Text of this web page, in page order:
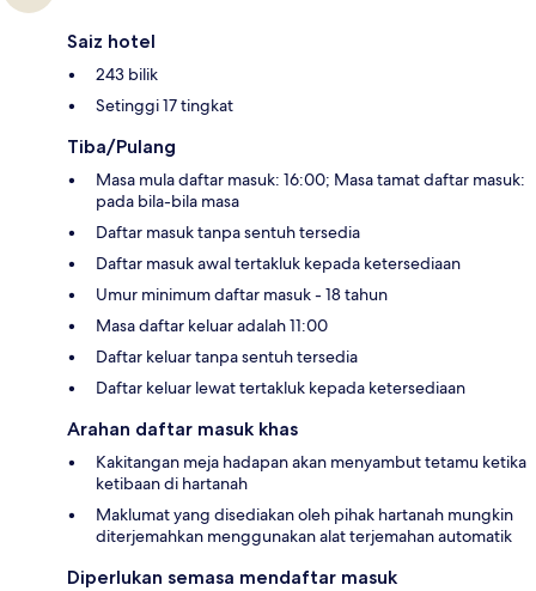
Saiz hotel
243 bilik
Setinggi 17 tingkat
Tiba/Pulang
Masa mula daftar masuk: 16:00; Masa tamat daftar masuk:
pada bila-bila masa
Daftar masuk tanpa sentuh tersedia
Daftar masuk awal tertakluk kepada ketersediaan
Umur minimum daftar masuk - 18 tahun
Masa daftar keluar adalah 11:00
Daftar keluar tanpa sentuh tersedia
Daftar keluar lewat tertakluk kepada ketersediaan
Arahan daftar masuk khas
Kakitangan meja hadapan akan menyambut tetamu ketika
ketibaan di hartanah
Maklumat yang disediakan oleh pihak hartanah mungkin
diterjemahkan menggunakan alat terjemahan automatik
Diperlukan semasa mendaftar masuk